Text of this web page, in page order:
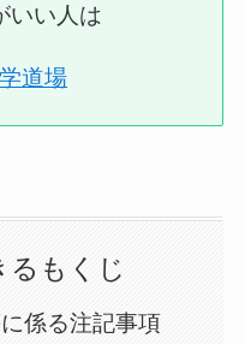
いい人は
道場
るもくじ
係る注記事項